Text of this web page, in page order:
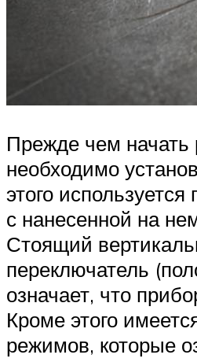
Прежде чем начать
необходимо
этого
с нанесенной на
Стоящий
переключатель
означает, что
Кроме этого
режимов, которые